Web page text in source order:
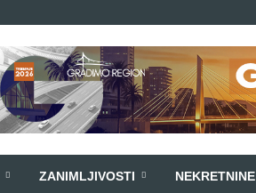
ZANIMLJIVOSTI NEKRETNINE